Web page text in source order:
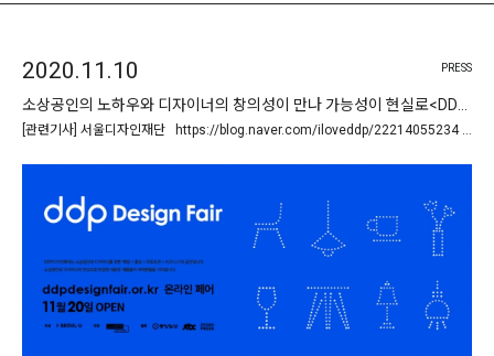
2020.11.10
소상공인의 노하우와 디자이너의 창의성이 만나 가능성이 현실로<DDP 디자인페어>
[관련기사] 서울디자인재단 https://blog.naver.com/iloveddp/22214055234 …
PRESS